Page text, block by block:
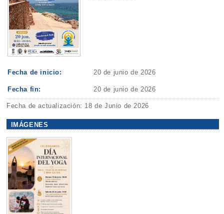
Fecha de inicio: 20 de junio de 2026
Fecha fin: 20 de junio de 2026
Fecha de actualización: 18 de Junio de 2026
IMÁGENES